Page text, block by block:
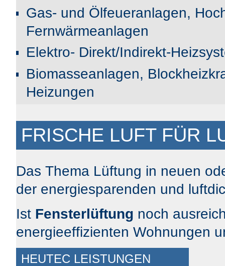
Gas- und Ölfeueranlagen,
Fernwärmeanlagen
Elektro- Direkt/Indirekt-
Biomasseanlagen,
Heizungen
FRISCHE LUFT FÜR
Das Thema Lüftung in neuen
der energiesparenden und
Ist Fensterlüftung noch
energieeffizienten Wohnungen
HEUTEC LEISTUNGEN